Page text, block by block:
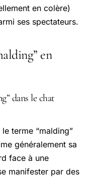
en colère)
ses spectateurs.
en
dans le chat
terme “malding”
généralement sa
face à une
manifester par des